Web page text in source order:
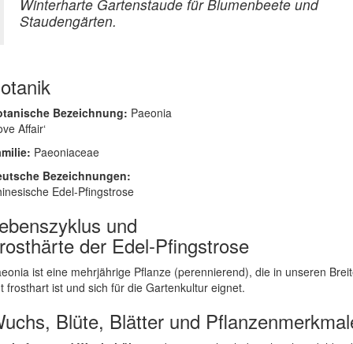
Winterharte Gartenstaude für Blumenbeete und
Staudengärten.
Bezeichnung: Paeonia
Affair‘
Paeoniaceae
Bezeichnungen:
Edel-Pfingstrose
und
der Edel-Pfingstrose
ist eine mehrjährige Pflanze (perennierend), die in unseren
frosthart ist und sich für die Gartenkultur eignet.
Blüte, Blätter und